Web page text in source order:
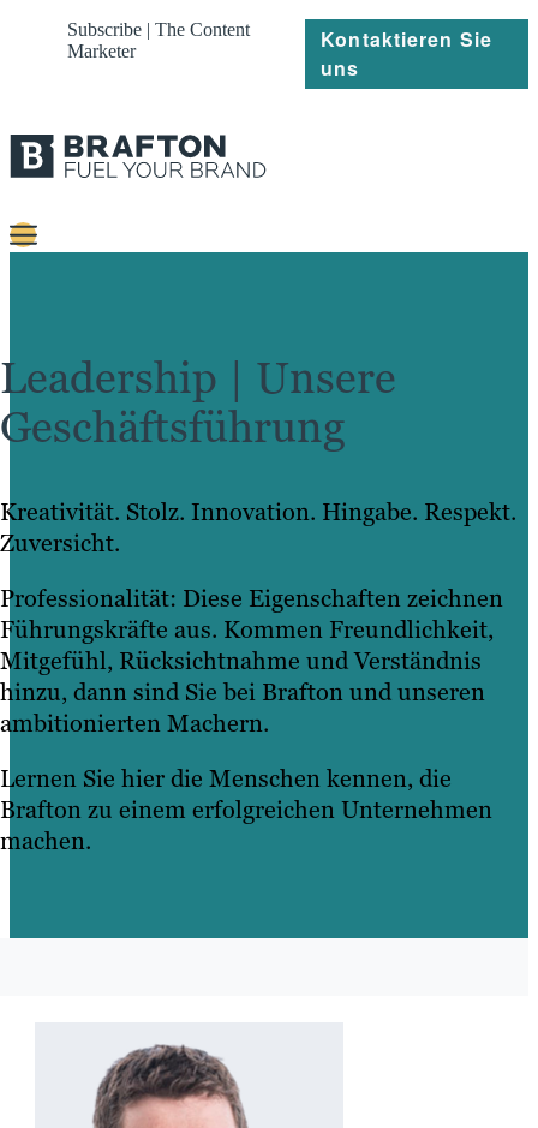
Subscribe | The Content
Marketer
Kontaktieren Sie
uns
Platforms
Referenzen
Ressourcen
Leadership | Unsere
Geschäftsführung
Kreativität. Stolz. Innovation. Hingabe. Respekt.
Zuversicht.
Professionalität: Diese Eigenschaften zeichnen
Führungskräfte aus. Kommen Freundlichkeit,
Mitgefühl, Rücksichtnahme und Verständnis
hinzu, dann sind Sie bei Brafton und unseren
ambitionierten Machern.
Lernen Sie hier die Menschen kennen, die
Brafton zu einem erfolgreichen Unternehmen
machen.